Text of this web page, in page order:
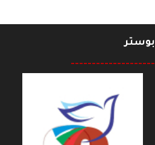
بوستر
--------------------